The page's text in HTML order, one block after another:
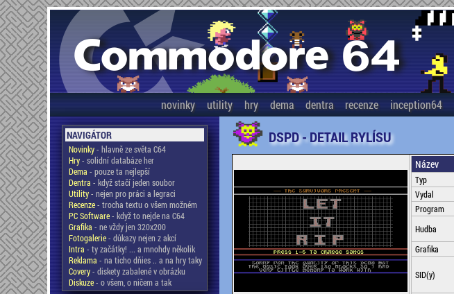
novinky utility hry dema dentra recenze inception64
NAVIGÁTOR
Novinky- hlavně ze světa C64
Hry- solidní databáze her
Dema - pouze ta nejlepší
Dentra - když stačí jeden soubor
Utility- nejen pro práci a legraci
Recenze- trocha textu o všem možném
PC Software- když to nejde na C64
Grafika - ne vždy jen 320x200
Fotogalerie- důkazy nejen z akcí
Intra - ty začátky! ... a mnohdy několik
Reklama - na ticho dňies .. a na hry taky
Covery- diskety zabalené v obrázku
Diskuze- o všem, o ničem a tak
DSPD - DETAIL RYLÍSU
Název
Typ
Vydal
Program
Hudba
Grafika
SID(y)